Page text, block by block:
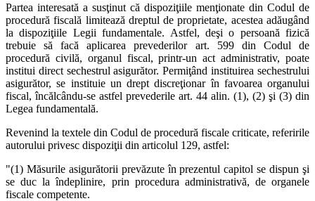
Partea interesată a susţinut că dispoziţiile menţionate din Codul de
procedură fiscală limitează dreptul de proprietate, acestea adăugând
la dispoziţiile Legii fundamentale. Astfel, deşi o persoană fizică
trebuie să facă aplicarea prevederilor art. 599 din Codul de
procedură civilă, organul fiscal, printr-un act administrativ, poate
institui direct sechestrul asigurător. Permiţând instituirea sechestrului
asigurător, se instituie un drept discreţionar în favoarea organului
fiscal, încălcându-se astfel prevederile art. 44 alin. (1), (2) şi (3) din
Legea fundamentală.
Revenind la textele din Codul de procedură fiscale criticate, referirile
autorului privesc dispoziţii din articolul 129, astfel:
"(1) Măsurile asigurătorii prevăzute în prezentul capitol se dispun şi
se duc la îndeplinire, prin procedura administrativă, de organele
fiscale competente.